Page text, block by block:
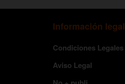
Información legal
Condiciones Legales
Aviso Legal